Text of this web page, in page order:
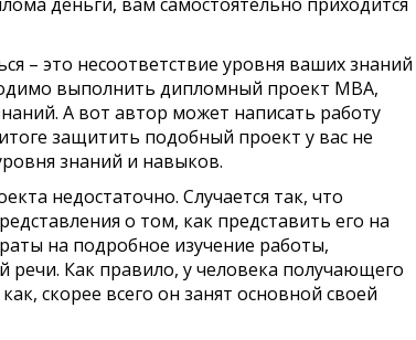
– это несоответствие уровня ваших знаний
выполнить дипломный проект МВА,
А вот автор может написать работу
защитить подобный проект у вас не
знаний и навыков.
недостаточно. Случается так, что
о том, как представить его на
на подробное изучение работы,
Как правило, у человека получающего
скорее всего он занят основной своей